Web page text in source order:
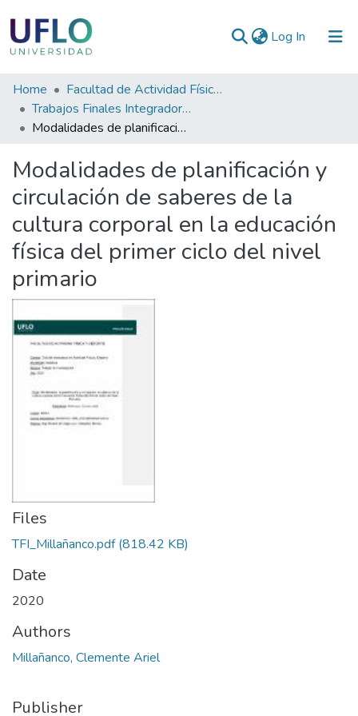
Log In (current)
Communities
&
Collections
All of RIUFLO
Statistics
Home
Facultad de Actividad Física y Deporte
Trabajos Finales Integradores (TFI) de la Licenciatura en Actividad Física y Deporte
Modalidades de planificación y circulación de saberes de la cultura corporal en la educación física del primer ciclo del nivel primario
Modalidades de planificación y
circulación de saberes de la
cultura corporal en la educación
física del primer ciclo del nivel
primario
Files
TFI_Millañanco.pdf(818.42 KB)
Date
2020
Authors
Millañanco, Clemente Ariel
Publisher